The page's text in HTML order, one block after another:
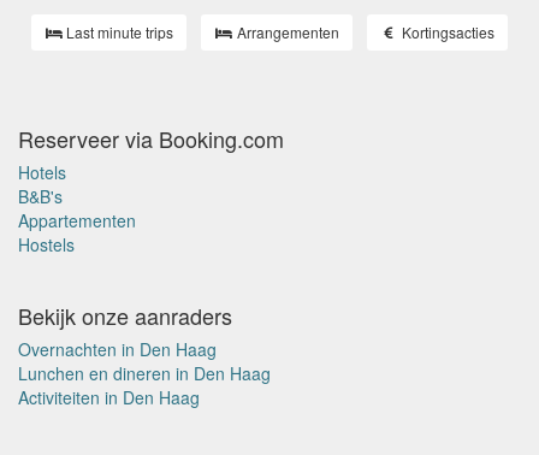
Last minute trips Arrangementen Kortingsacties
Reserveer via Booking.com
Hotels
B&B's
Appartementen
Hostels
Bekijk onze aanraders
Overnachten in Den Haag
Lunchen en dineren in Den Haag
Activiteiten in Den Haag